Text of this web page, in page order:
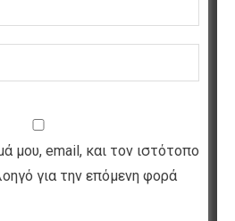
μου, email, και τον ιστότοπο
για την επόμενη φορά